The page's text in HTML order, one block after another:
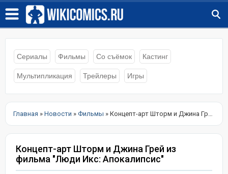
Сериалы Фильмы Со съёмок Кастинг
Мультипликация Трейлеры Игры
Главная » Новости » Фильмы » Концепт-арт Шторм и Джина Грей из фильма "Люди Икс: Апокалипсис"
Концепт-арт Шторм и Джина Грей из
фильма "Люди Икс: Апокалипсис"